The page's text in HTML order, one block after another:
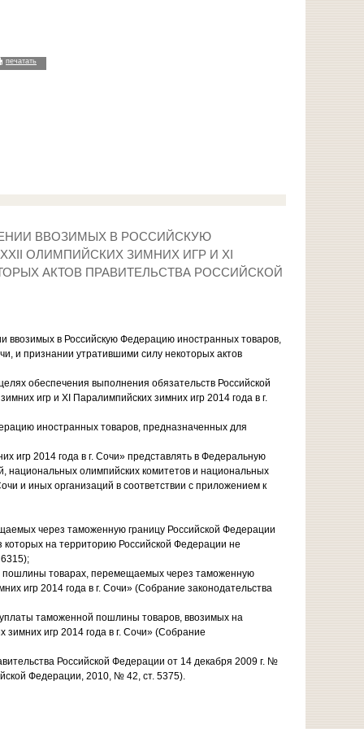
печатать
ВВОЗИМЫХ В РОССИЙСКУЮ
ОЛИМПИЙСКИХ ЗИМНИХ ИГР И XI
АКТОВ ПРАВИТЕЛЬСТВА РОССИЙСКОЙ
в Российскую Федерацию иностранных товаров,
и признании утратившими силу некоторых актов
обеспечения выполнения обязательств Российской
игр и XI Паралимпийских зимних игр 2014 года в г.
иностранных товаров, предназначенных для
игр 2014 года в г. Сочи» представлять в Федеральную
олимпийских комитетов и национальных
и иных организаций в соответствии с приложением к
через таможенную границу Российской Федерации
которых на территорию Российской Федерации не
пошлины товарах, перемещаемых через таможенную
игр 2014 года в г. Сочи» (Собрание законодательства
таможенной пошлины товаров, ввозимых на
игр 2014 года в г. Сочи» (Собрание
Российской Федерации от 14 декабря 2009 г. №
Федерации, 2010, № 42, ст. 5375).